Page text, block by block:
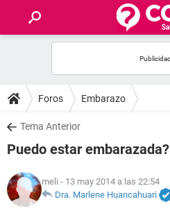
FOROS
SALUD
NUTRICIÓN
Foros Embarazo
Tema Anterior
Puedo estar embarazada?
meli - 13 may 2014 a las 22:54
Dra. Marlene Huancahuari